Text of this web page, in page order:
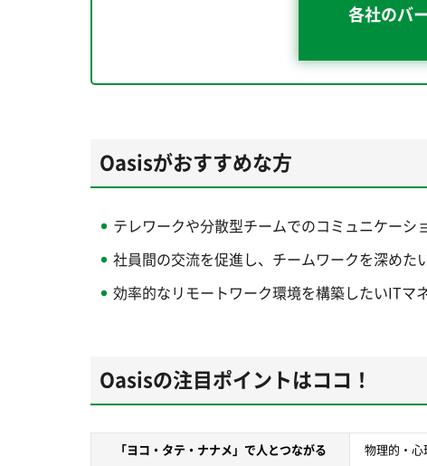
各社のバ
Oasisがおすすめな方
テレワークや分散型チームでのコミュニケーシ
社員間の交流を促進し、チームワークを深めた
効率的なリモートワーク環境を構築したいITマ
Oasisの注目ポイントはココ！
「ヨコ・タテ・ナナメ」で人とつながる
物理的・心